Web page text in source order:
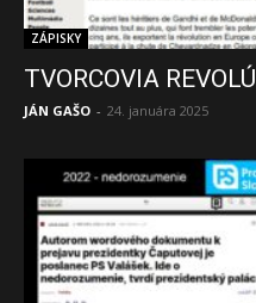
ZÁPISKY
TVORCOVIA
JÁN GAŠO - 24. januára 2025